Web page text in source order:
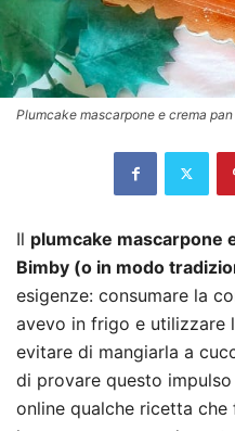
Plumcake mascarpone e crema
Il plumcake mascarpone
Bimby (o in modo
esigenze: consumare la
avevo in frigo e utilizzare
evitare di mangiarla a
di provare questo
online qualche ricetta